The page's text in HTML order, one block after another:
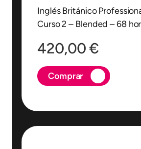
Inglés Británico
Curso 2 – Blended – 68
420,00€
Comprar